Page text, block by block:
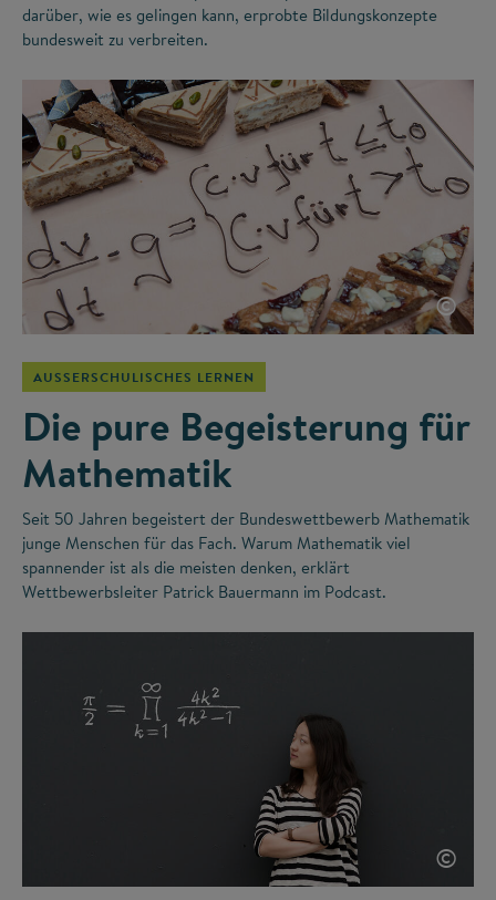
darüber, wie es gelingen kann, erprobte Bildungskonzepte
bundesweit zu verbreiten.
©
AUSSERSCHULISCHES LERNEN
Die pure Begeisterung für
Mathematik
Seit 50 Jahren begeistert der Bundeswettbewerb Mathematik
junge Menschen für das Fach. Warum Mathematik viel
spannender ist als die meisten denken, erklärt
Wettbewerbsleiter Patrick Bauermann im Podcast.
©